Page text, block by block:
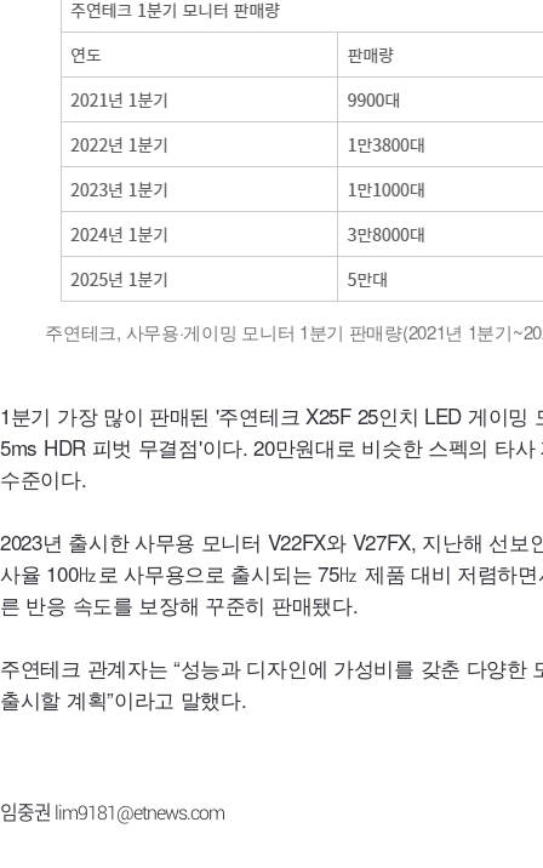
주연테크, 사무용·게이밍 모니터 1분기 판매량(2021년 1분기
1분기 가장 많이 판매된 '주연테크 X25F 25인치 LED 게이밍
5ms HDR피벗 무결점'이다. 20만원대로 비슷한 스펙의 타사
수준이다.
2023년 출시한 사무용 모니터 V22FX와 V27FX, 지난해 선보
사율 100㎐로 사무용으로 출시되는 75㎐ 제품 대비 저렴하
른 반응 속도를 보장해 꾸준히 판매됐다.
주연테크 관계자는 “성능과 디자인에 가성비를 갖춘 다양한
출시할 계획”이라고 말했다.
임중권 lim9181@etnews.com